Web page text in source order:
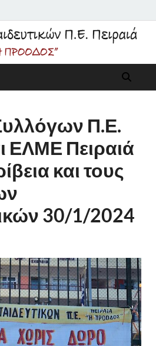
Π.Ε.
Πρόοδος"
Π.Ε.
ΕΛΜΕ Πειραιά
και τους
30/1/2024